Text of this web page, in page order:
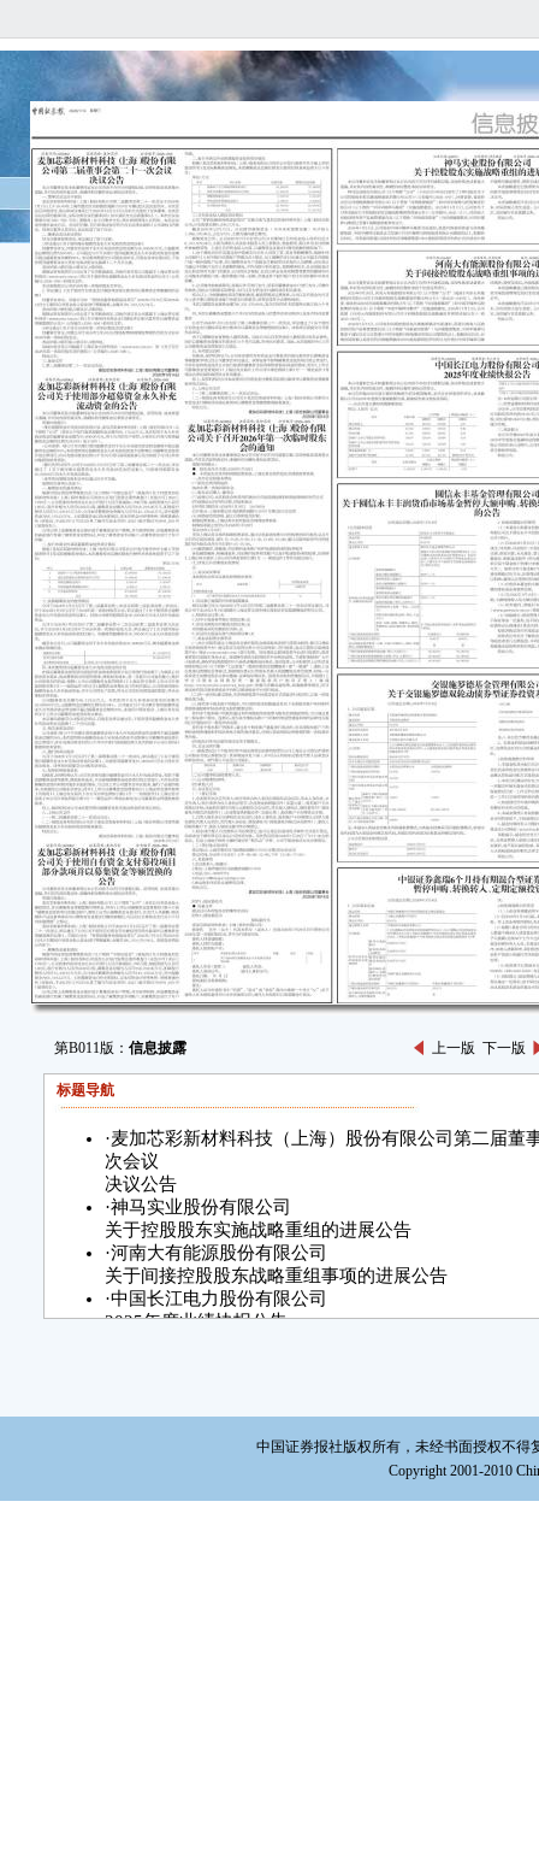
第B011版： 信息披露 上一版 下一版
标题导航
·麦加芯彩新材料科技（上海）股份有限公司第二届董
次会议
决议公告
·神马实业股份有限公司
关于控股股东实施战略重组的进展公告
·河南大有能源股份有限公司
关于间接控股股东战略重组事项的进展公告
·中国长江电力股份有限公司
2025年度业绩快报公告
·交银施罗德基金管理有限公司
关于交银施罗德双轮动债券型证券投资基金分红公告
中银证券鑫瑞6个月持有期混合型证券投资基金
暂停申购、转换转入、定期定额投资公告
中国证券报社版权所有，未经书面授权不得
Copyright 2001-2010